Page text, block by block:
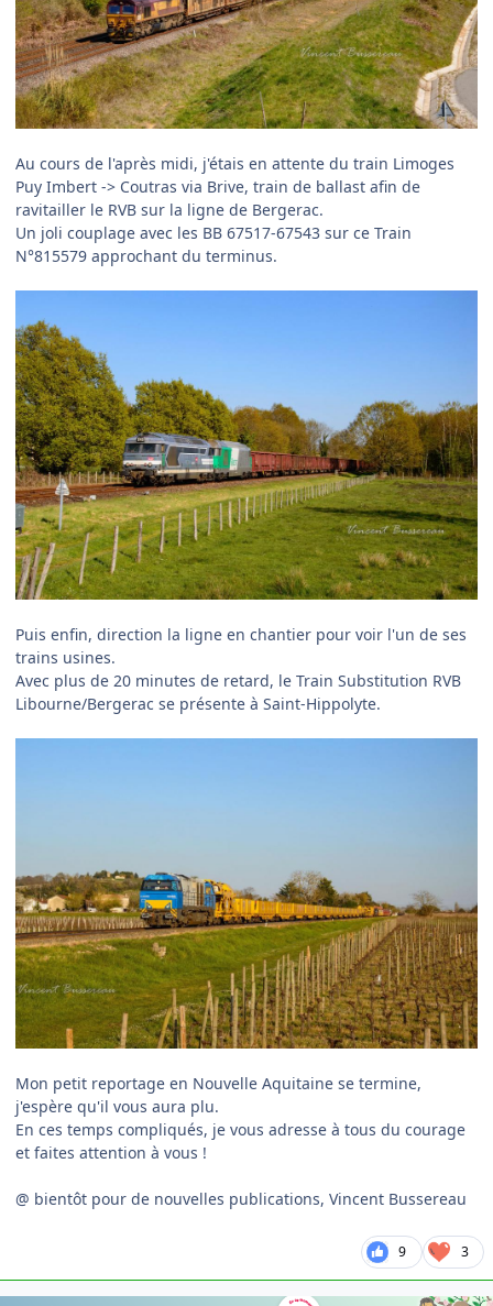
Au cours de l'après midi, j'étais en attente du train Limoges
Puy Imbert -> Coutras via Brive, train de ballast afin de
ravitailler le RVB sur la ligne de Bergerac.
Un joli couplage avec les BB 67517-67543 sur ce Train
N°815579 approchant du terminus.
Puis enfin, direction la ligne en chantier pour voir l'un de ses
trains usines.
Avec plus de 20 minutes de retard, le Train Substitution RVB
Libourne/Bergerac se présente à Saint-Hippolyte.
Mon petit reportage en Nouvelle Aquitaine se termine,
j'espère qu'il vous aura plu.
En ces temps compliqués, je vous adresse à tous du courage
et faites attention à vous !
@ bientôt pour de nouvelles publications, Vincent Bussereau
9 3